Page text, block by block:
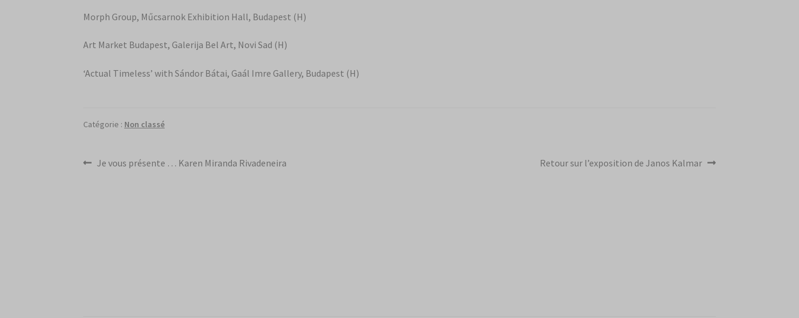
Morph Group, Műcsarnok Exhibition Hall, Budapest (H)
Art Market Budapest, Galerija Bel Art, Novi Sad (H)
‘Actual Timeless’ with Sándor Bátai, Gaál Imre Gallery, Budapest (H)
Catégorie : Non classé
Navigation
Article
Je vous présente … Karen Miranda Rivadeneira
Article
Retour sur l’exposition de Janos Kalmar